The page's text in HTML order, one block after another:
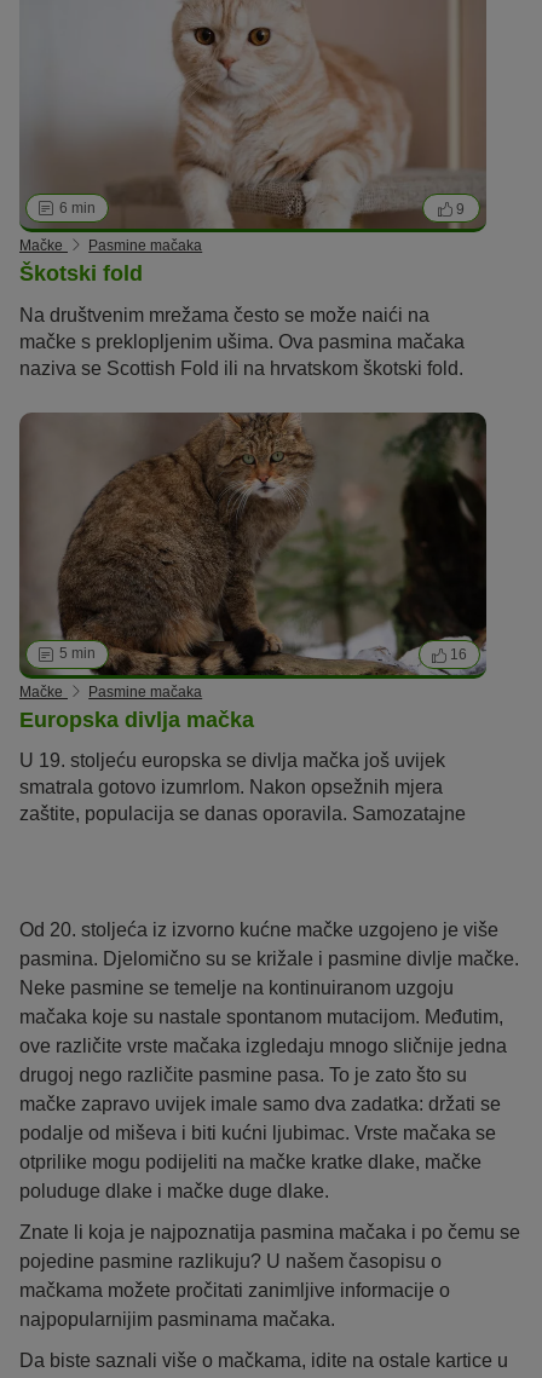
6 min 9
Mačke Pasmine mačaka
Škotski fold
Na društvenim mrežama često se može naići na
mačke s preklopljenim ušima. Ova pasmina mačaka
naziva se Scottish Fold ili na hrvatskom škotski fold.
je popraćena teškim oštećenjima hrskavice i kostiju u
cijelom tijelu. U nekim zemljama je stoga uzgoj
zabranjen i smatra se mučenjem.
5 min 16
Mačke Pasmine mačaka
Europska divlja mačka
U 19. stoljeću europska se divlja mačka još uvijek
smatrala gotovo izumrlom. Nakon opsežnih mjera
zaštite, populacija se danas oporavila. Samozatajne
Od 20. stoljeća iz izvorno kućne mačke uzgojeno je više
pasmina. Djelomično su se križale i pasmine divlje mačke.
Neke pasmine se temelje na kontinuiranom uzgoju
mačaka koje su nastale spontanom mutacijom. Međutim,
ove različite vrste mačaka izgledaju mnogo sličnije jedna
drugoj nego različite pasmine pasa. To je zato što su
mačke zapravo uvijek imale samo dva zadatka: držati se
podalje od miševa i biti kućni ljubimac. Vrste mačaka se
otprilike mogu podijeliti na mačke kratke dlake, mačke
poluduge dlake i mačke duge dlake.
Znate li koja je najpoznatija pasmina mačaka i po čemu se
pojedine pasmine razlikuju? U našem časopisu o
mačkama možete pročitati zanimljive informacije o
najpopularnijim pasminama mačaka.
Da biste saznali više o mačkama, idite na ostale kartice u